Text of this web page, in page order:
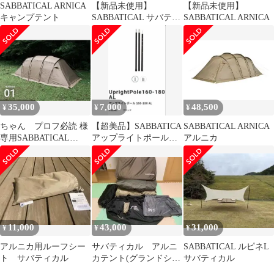
SABBATICAL ARNICA
キャンプテント
【新品未使用】
SABBATICAL サバティ
カル アルニカ
【新品未使用】
SABBATICAL ARNICA
¥35,000
ちゃん プロフ必読 様
専用SABBATICAL
ARNICA サバティカル
¥ 7,000
【超美品】SABBATICA
アップライトポール
160-180 アルミ 2本
¥48,500
SABBATICAL ARNICA
アルニカ
¥11,000
アルニカ用ルーフシー
ト サバティカル
¥43,000
サバティカル アルニ
カテント(グランドシー
¥31,000
SABBATICAL ルピネL
サバティカル